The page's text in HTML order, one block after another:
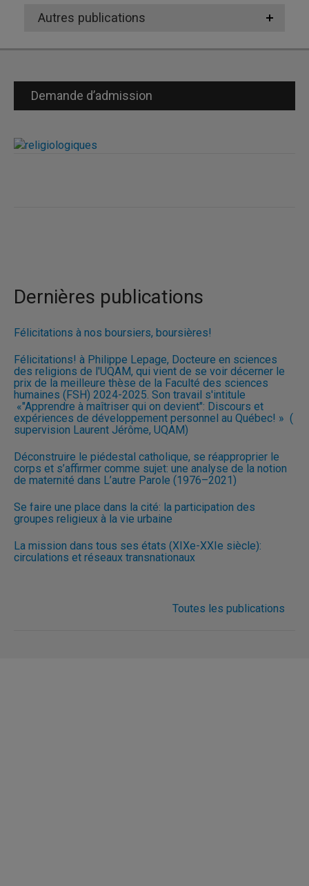
Autres publications
Demande d’admission
Dernières publications
Félicitations à nos boursiers, boursières!
Félicitations! à Philippe Lepage, Docteure en sciences
des religions de l'UQAM, qui vient de se voir décerner le
prix de la meilleure thèse de la Faculté des sciences
humaines (FSH) 2024-2025. Son travail s'intitule
«"Apprendre à maîtriser qui on devient": Discours et
expériences de développement personnel au Québec! » (
supervision Laurent Jérôme, UQAM)
Déconstruire le piédestal catholique, se réapproprier le
corps et s’affirmer comme sujet: une analyse de la notion
de maternité dans L’autre Parole (1976–2021)
Se faire une place dans la cité: la participation des
groupes religieux à la vie urbaine
La mission dans tous ses états (XIXe-XXIe siècle):
circulations et réseaux transnationaux
Toutes les publications